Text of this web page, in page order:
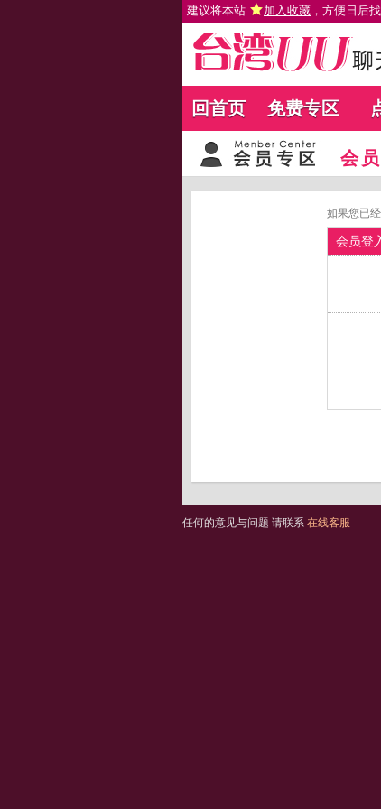
建议将本站 加入收藏 ，方便日后
回首页 免费专区
会
如果您已
会员登
任何的意见与问题 请联系 在线客服